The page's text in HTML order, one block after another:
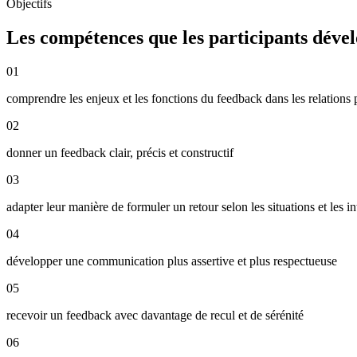
Objectifs
Les compétences que les participants
01
comprendre les enjeux et les fonctions du feedback dans les relations
02
donner un feedback clair, précis et constructif
03
adapter leur manière de formuler un retour selon les situations et les
04
développer une communication plus assertive et plus respectueuse
05
recevoir un feedback avec davantage de recul et de sérénité
06